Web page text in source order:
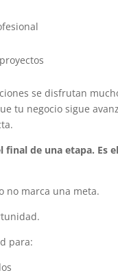
se disfrutan
tu negocio sigue
final de una etapa. Es
no marca una meta.
para: